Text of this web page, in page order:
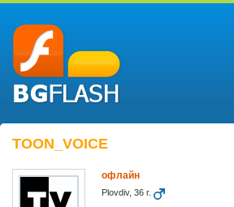
TOON_VOICE
офлайн
Plovdiv, 36 г.